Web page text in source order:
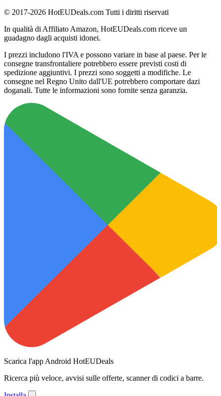
© 2017-2026 HotEUDeals.com Tutti i diritti riservati
In qualità di Affiliato Amazon, HotEUDeals.com riceve un
guadagno dagli acquisti idonei.
I prezzi includono l'IVA e possono variare in base al paese. Per le
consegne transfrontaliere potrebbero essere previsti costi di
spedizione aggiuntivi. I prezzi sono soggetti a modifiche. Le
consegne nel Regno Unito dall'UE potrebbero comportare dazi
doganali. Tutte le informazioni sono fornite senza garanzia.
Scarica l'app Android HotEUDeals
Ricerca più veloce, avvisi sulle offerte, scanner di codici a barre.